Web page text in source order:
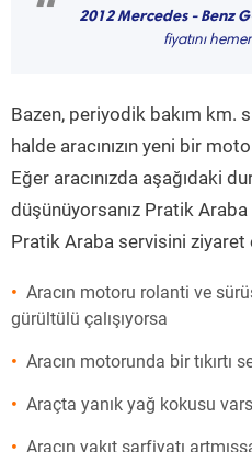
“ 2012 Mercedes - Benz
fiyatını
Bazen, periyodik bakım km.
halde aracınızın yeni bir
Eğer aracınızda aşağıdaki
düşünüyorsanız Pratik Araba
Pratik Araba servisini
Aracın motoru rolanti ve
gürültülü çalışıyorsa
Aracın motorunda bir tıkırtı
Araçta yanık yağ kokusu
Aracın yakıt sarfiyatı